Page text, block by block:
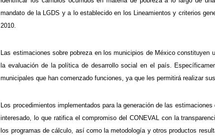
mandato de la LGDS y a lo establecido en los Lineamientos y criterios
2010.
Las estimaciones sobre pobreza en los municipios de México constituyen
la evaluación de la política de desarrollo social en el país.
municipales que han comenzado funciones, ya que les permitirá realizar
Los procedimientos implementados para la generación de las
interesado, lo que ratifica el compromiso del CONEVAL con la
los programas de cálculo, así como la metodología y otros productos